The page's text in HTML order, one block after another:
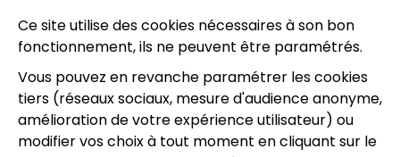
Ce site utilise des cookies nécessaires à son bon
fonctionnement, ils ne peuvent être paramétrés.
Vous pouvez en revanche paramétrer les cookies
tiers (réseaux sociaux, mesure d'audience anonyme,
amélioration de votre expérience utilisateur) ou
modifier vos choix à tout moment en cliquant sur le
8, résidence du Port Galand - 92220 Bagneux
01 45 47 62 00
NOUS CONTACTER